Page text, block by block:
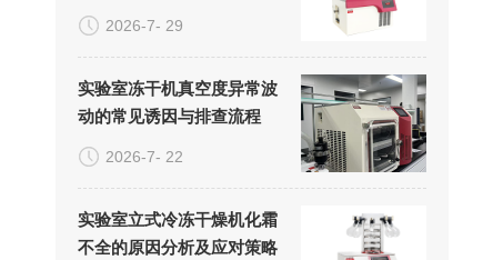
2026-7- 29
实验室冻干机真空度异常波
动的常见诱因与排查流程
2026-7- 22
实验室立式冷冻干燥机化霜
不全的原因分析及应对策略